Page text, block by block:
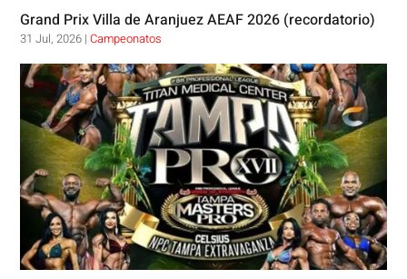
Grand Prix Villa de Aranjuez AEAF 2026 (recordatorio)
31 Jul, 2026 |Campeonatos